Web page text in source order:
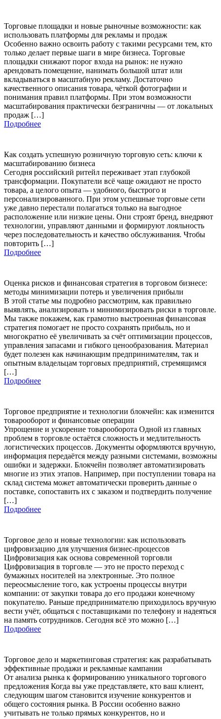
Торговые площадки и новые рыночные возможности: как
использовать платформы для рекламы и продаж
Особенно важно освоить работу с такими ресурсами тем, кто
только делает первые шаги в мире бизнеса. Торговые
площадки снижают порог входа на рынок: не нужно
арендовать помещение, нанимать большой штат или
вкладываться в масштабную рекламу. Достаточно
качественного описания товара, чёткой фотографии и
понимания правил платформы. При этом возможности
масштабирования практически безграничны — от локальных
продаж […]
Подробнее
Как создать успешную розничную торговую сеть: ключи к
масштабированию бизнеса
Сегодня российский ритейл переживает этап глубокой
трансформации. Покупатели всё чаще ожидают не просто
товара, а целого опыта — удобного, быстрого и
персонализированного. При этом успешные торговые сети
уже давно перестали полагаться только на выгодное
расположение или низкие цены. Они строят бренд, внедряют
технологии, управляют данными и формируют лояльность
через последовательность и качество обслуживания. Чтобы
повторить […]
Подробнее
Оценка рисков и финансовая стратегия в торговом бизнесе:
методы минимизации потерь и увеличения прибыли
В этой статье мы подробно рассмотрим, как правильно
выявлять, анализировать и минимизировать риски в торговле.
Мы также покажем, как грамотно выстроенная финансовая
стратегия помогает не просто сохранять прибыль, но и
многократно её увеличивать за счёт оптимизации процессов,
управления запасами и гибкого ценообразования. Материал
будет полезен как начинающим предпринимателям, так и
опытным владельцам торговых предприятий, стремящимся
[…]
Подробнее
Торговое предприятие и технологии блокчейн: как изменится
товарооборот и финансовые операции
Упрощение и ускорение товарооборота Одной из главных
проблем в торговле остаётся сложность и медлительность
логистических процессов. Документы оформляются вручную,
информация передаётся между разными системами, возможны
ошибки и задержки. Блокчейн позволяет автоматизировать
многие из этих этапов. Например, при поступлении товара на
склад система может автоматически проверить данные о
поставке, сопоставить их с заказом и подтвердить получение
[…]
Подробнее
Торговое дело и новые технологии: как использовать
цифровизацию для улучшения бизнес-процессов
Цифровизация как основа современной торговли
Цифровизация в торговле — это не просто переход с
бумажных носителей на электронные. Это полное
переосмысление того, как устроены процессы внутри
компании: от закупки товара до его продажи конечному
покупателю. Раньше предпринимателю приходилось вручную
вести учёт, общаться с поставщиками по телефону и надеяться
на память сотрудников. Сегодня всё это можно […]
Подробнее
Торговое дело и маркетинговая стратегия: как разрабатывать
эффективные продажи и рекламные кампании
От анализа рынка к формированию уникального торгового
предложения Когда вы уже представляете, кто ваш клиент,
следующим шагом становится изучение конкурентов и
общего состояния рынка. В России особенно важно
учитывать не только прямых конкурентов, но и